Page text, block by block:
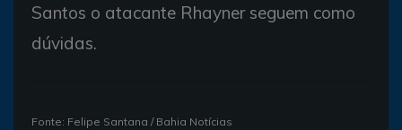
Santos o atacante Rhayner seguem como
dúvidas.
Fonte: Felipe Santana / Bahia Notícias